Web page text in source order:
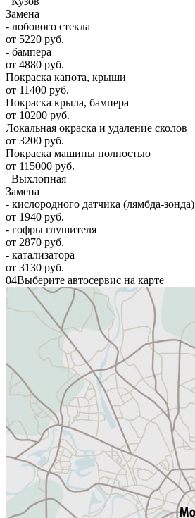
Замена
- лобового стекла
от 5220 руб.
- бампера
от 4880 руб.
Покраска капота, крыши
от 11400 руб.
Покраска крыла, бампера
от 10200 руб.
Локальная окраска и удаление сколов
от 3200 руб.
Покраска машины полностью
от 115000 руб.
Выхлопная
Замена
- кислородного датчика (лямбда-зонда)
от 1940 руб.
- гофры глушителя
от 2870 руб.
- катализатора
от 3130 руб.
04Выберите автосервис на карте